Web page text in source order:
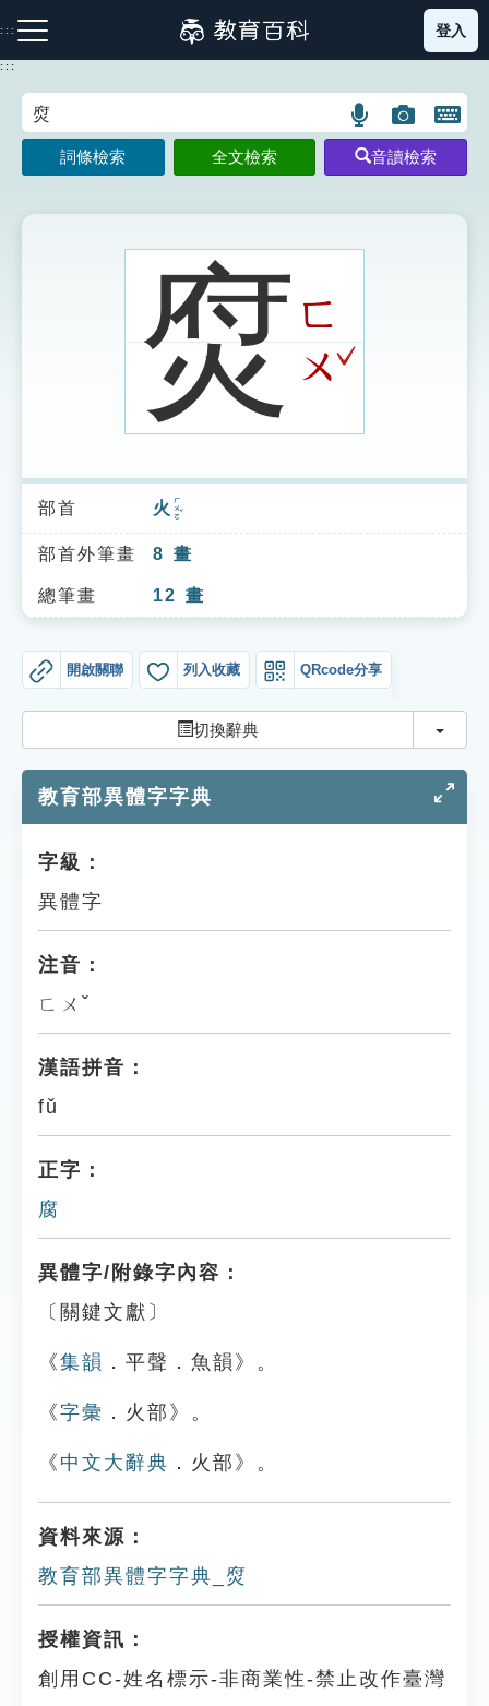
到
主
:::
注音索引圖示 筆畫索引圖示 部首索引表圖示
索引選單
知識索引
單字索引
遊戲專區
教學應用
貓頭鷹博士
登入
:::
語
言
搜
示
圖
片
搜
開
鍵
圖
詞條檢索 全文檢索 音讀檢索
焤ㄈ
ㄨ ˇ
部首 火 ㄏㄨㄛˇ
部首外筆畫 8 畫
總筆畫 12 畫
開啟關聯 列入收藏 QRcode分享
切換辭典 切換
教育部異體字字典
字級：
異體字
注音：
ㄈㄨˇ
漢語拼音：
fǔ
正字：
腐
異體字/附錄字內容：
〔關鍵文獻〕
《集韻 ．平聲．魚韻》。
《字彙 ．火部》。
《 中文大辭典 ．火部》。
資料來源：
教育部異體字字典_焤
授權資訊：
創用CC-姓名標示-非商業性-禁止改作臺灣